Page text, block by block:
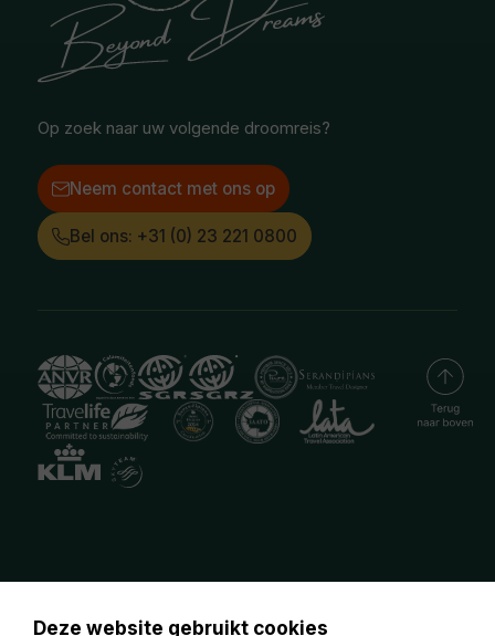
Poolgebied
Treinreizen
Vacatures
Facebook
Instagram
Op zoek naar uw volgende droomreis?
Neem contact met ons op
Bel ons: +31 (0) 23 221 0800
Deze website gebruikt cookies